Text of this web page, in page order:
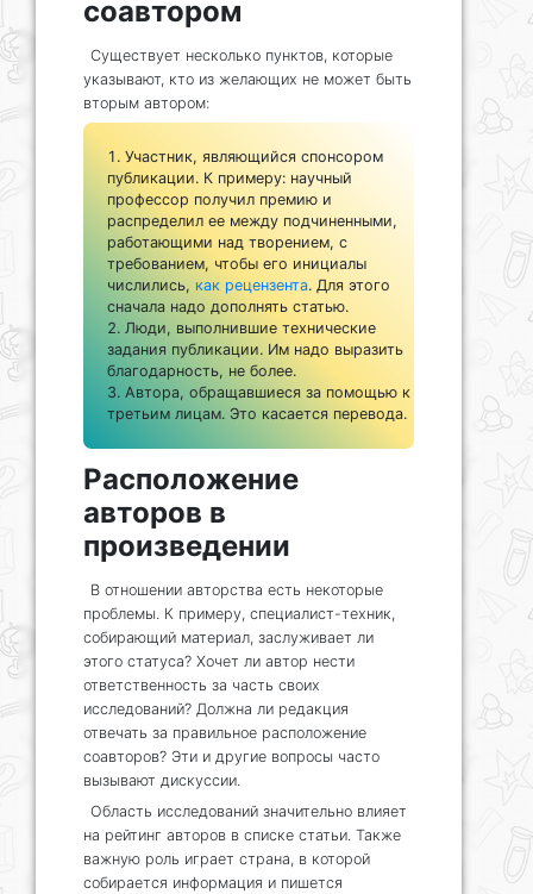
соавтором
Существует несколько пунктов, которые
указывают, кто из желающих не может быть
вторым автором:
Участник, являющийся спонсором
публикации. К примеру: научный
профессор получил премию и
распределил ее между подчиненными,
работающими над творением, с
требованием, чтобы его инициалы
числились, как рецензента. Для этого
сначала надо дополнять статью.
Люди, выполнившие технические
задания публикации. Им надо выразить
благодарность, не более.
Автора, обращавшиеся за помощью к
третьим лицам. Это касается перевода.
Расположение
авторов в
произведении
В отношении авторства есть некоторые
проблемы. К примеру, специалист-техник,
собирающий материал, заслуживает ли
этого статуса? Хочет ли автор нести
ответственность за часть своих
исследований? Должна ли редакция
отвечать за правильное расположение
соавторов? Эти и другие вопросы часто
вызывают дискуссии.
Область исследований значительно влияет
на рейтинг авторов в списке статьи. Также
важную роль играет страна, в которой
собирается информация и пишется